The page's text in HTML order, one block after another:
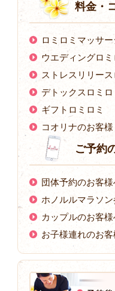
料金・
ロミロミマッサー
ウエディングロミ
ストレスリリース
デトックスロミロ
ギフトロミロミ
コオリナのお客様
ご予約
団体予約のお客様
ホノルルマラソ
カップルのお客様
お子様連れのお